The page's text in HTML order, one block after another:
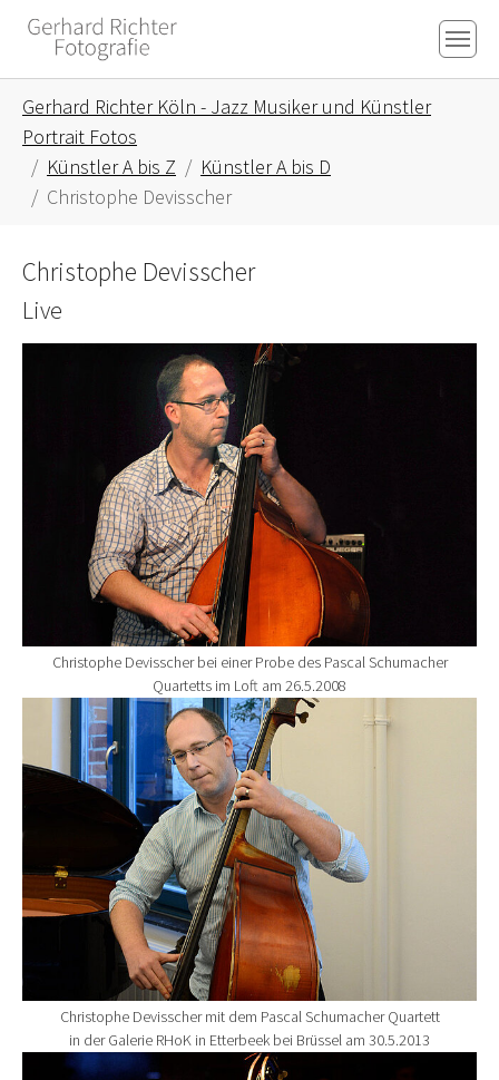
Skip to main content
Skip to page footer
Gerhard Richter Köln - Jazz Musiker und Künstler
Portrait Fotos
Künstler A bis Z
Künstler A bis D
Christophe Devisscher
Christophe Devisscher
Live
Show larger version for:
Christophe Devisscher bei einer Probe des Pascal Schumacher
Quartetts im Loft am 26.5.2008
Show larger version for:
Christophe Devisscher mit dem Pascal Schumacher Quartett
in der Galerie RHoK in Etterbeek bei Brüssel am 30.5.2013
Show larger version for: